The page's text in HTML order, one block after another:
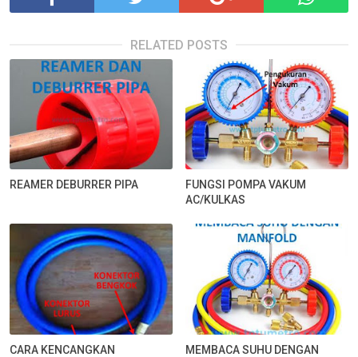
RELATED POSTS
REAMER DEBURRER PIPA
FUNGSI POMPA VAKUM
AC/KULKAS
CARA KENCANGKAN
MEMBACA SUHU DENGAN